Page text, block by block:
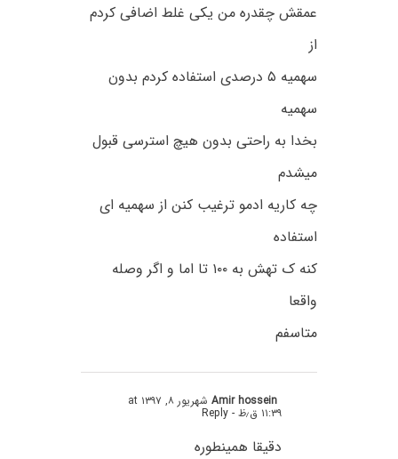
عمقش چقدره من یکی غلط اضافی کردم
از
سهمیه ۵ درصدی استفاده کردم بدون
سهمیه
بخدا به راحتی بدون هیچ استرسی قبول
میشدم
چه کاریه ادمو ترغیب کنن از سهمیه ای
استفاده
کنه ک تهش به ۱۰۰ تا اما و اگر وصله
واقعا
متاسفم
Amir hossein شهریور ۸, ۱۳۹۷ at
۱۱:۳۹ ق٫ظ - Reply
دقیقا همینطوره